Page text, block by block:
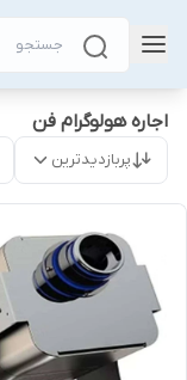
اجاره هولوگرام فن
پربازدیدترین